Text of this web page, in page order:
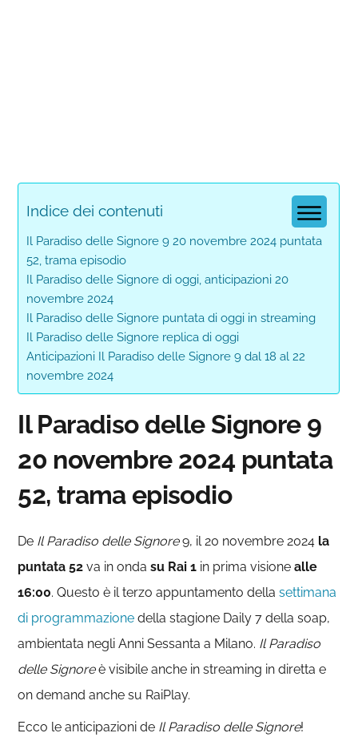
Indice dei contenuti
Il Paradiso delle Signore 9 20 novembre 2024 puntata
52, trama episodio
Il Paradiso delle Signore di oggi, anticipazioni 20
novembre 2024
Il Paradiso delle Signore puntata di oggi in streaming
Il Paradiso delle Signore replica di oggi
Anticipazioni Il Paradiso delle Signore 9 dal 18 al 22
novembre 2024
Il Paradiso delle Signore 9
20 novembre 2024 puntata
52, trama episodio
De Il Paradiso delle Signore9, il 20 novembre 2024 la
puntata 52va in ondasu Rai 1 in prima visione alle
16:00. Questo è il terzo appuntamento dellasettimana
di programmazione della stagione Daily 7 della soap,
ambientata negli Anni Sessanta a Milano. Il Paradiso
delle Signoreè visibile anche in streaming in diretta e
on demand anche su RaiPlay.
Ecco le anticipazioni de Il Paradiso delle Signore!